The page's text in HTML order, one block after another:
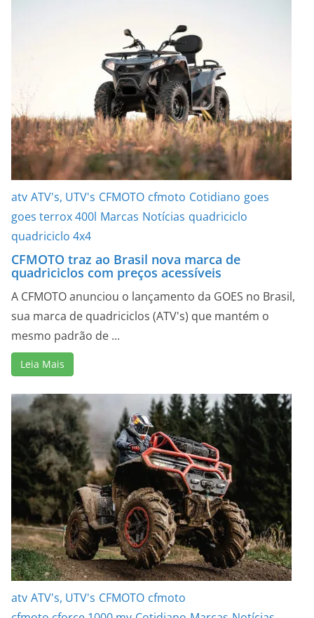
atv ATV's, UTV's CFMOTO cfmoto Cotidiano goes
goes terrox 400l Marcas Notícias quadriciclo
quadriciclo 4x4
CFMOTO traz ao Brasil nova marca de
quadriciclos com preços acessíveis
A CFMOTO anunciou o lançamento da GOES no Brasil,
sua marca de quadriciclos (ATV's) que mantém o
mesmo padrão de ...
Leia Mais
atv ATV's, UTV's CFMOTO cfmoto